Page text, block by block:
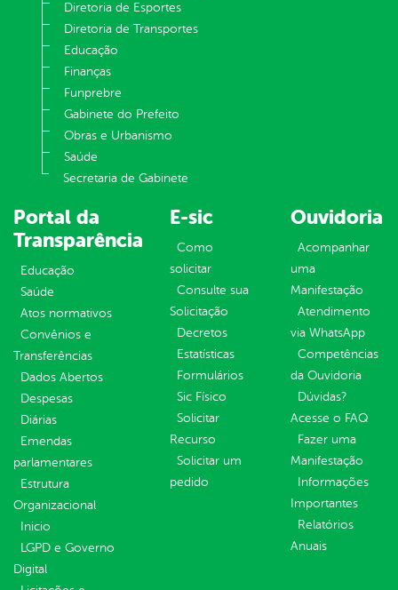
Diretoria de Esportes
Diretoria de Transportes
Educação
Finanças
Funprebre
Gabinete do Prefeito
Obras e Urbanismo
Saúde
Secretaria de Gabinete
Portal da
Transparência
Educação
Saúde
Atos normativos
Convênios e
Transferências
Dados Abertos
Despesas
Diárias
Emendas
parlamentares
Estrutura
Organizacional
Inicio
LGPD e Governo
Digital
E-sic
Como
solicitar
Consulte sua
Solicitação
Decretos
Estatísticas
Formulários
Sic Físico
Solicitar
Recurso
Solicitar um
pedido
Ouvidoria
Acompanhar
uma
Manifestação
Atendimento
via WhatsApp
Competências
da Ouvidoria
Dúvidas?
Acesse o FAQ
Fazer uma
Manifestação
Informações
Importantes
Relatórios
Anuais